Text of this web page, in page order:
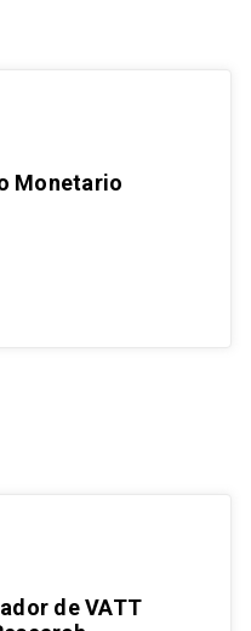
Monetario
de VATT